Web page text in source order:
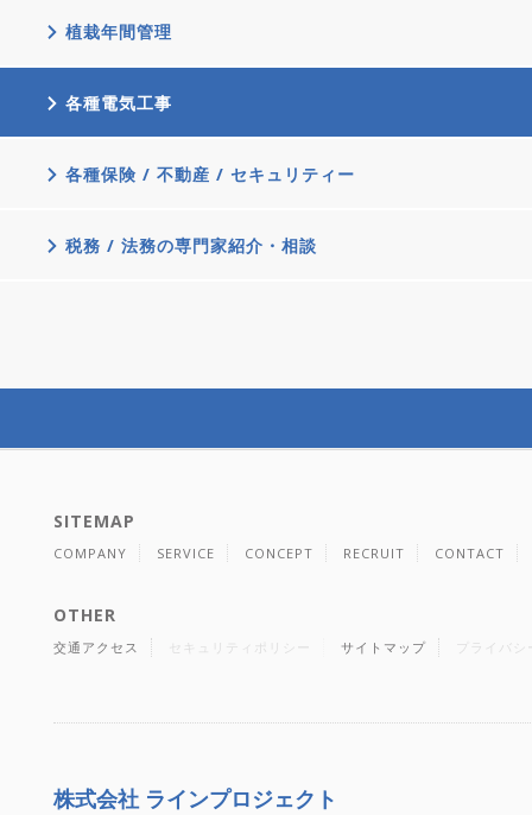
植栽年間管理
各種電気工事
各種保険 / 不動産 / セキュリティー
税務 / 法務の専門家紹介・相談
SITEMAP
COMPANY SERVICE CONCEPT RECRUIT CONTACT
OTHER
交通アクセス セキュリティポリシー サイトマップ プライバ
株式会社 ラインプロジェクト